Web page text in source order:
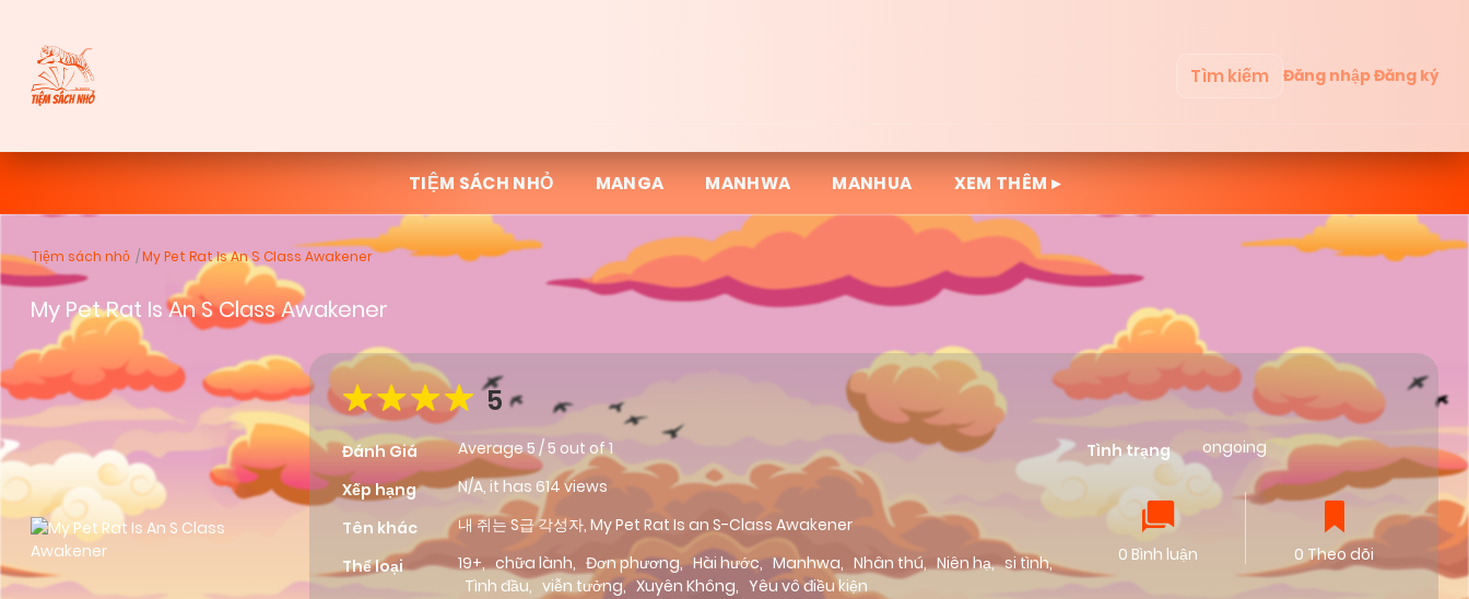
Tìm kiếm Đăng nhậpĐăng ký
TIỆM SÁCH NHỎ MANGA MANHWA MANHUA XEM THÊM ▸
Tiệm sách nhỏ My Pet Rat Is An S Class Awakener
My Pet Rat Is An S Class Awakener
5
Đánh Giá Average5 /5 out of1
Xếp hạng
N/A, it has 614 views
Tên khác
내 쥐는 S급 각성자, My Pet Rat Is an S-Class Awakener
Thể loại
19+, chữa lành, Đơn phương, Hài hước, Manhwa, Nhân thú, Niên hạ, si tình,
Tình đầu, viễn tưởng, Xuyên Không, Yêu vô điều kiện
Tình trạng ongoing
0 Bình luận 0 Theo dõi